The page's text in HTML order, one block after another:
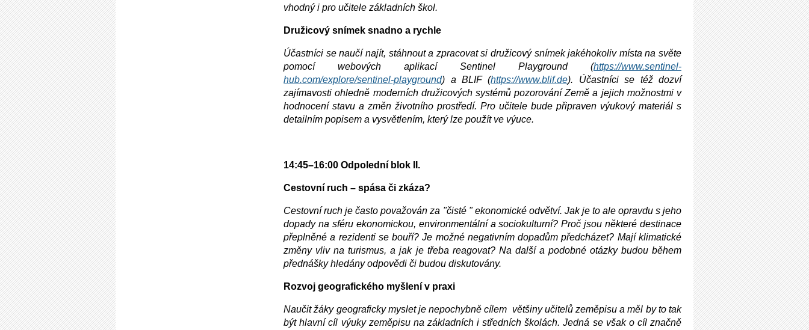
vhodný i pro učitele základních škol.
Družicový snímek snadno a rychle
Účastníci se naučí najít, stáhnout a zpracovat si družicový snímek jakéhokoliv místa na světe
pomocí webových aplikací Sentinel Playground (https://www.sentinel-
hub.com/explore/sentinel-playground) a BLIF (https://www.blif.de). Účastníci se též dozví
zajímavosti ohledně moderních družicových systémů pozorování Země a jejich možnostmi v
hodnocení stavu a změn životního prostředí. Pro učitele bude připraven výukový materiál s
detailním popisem a vysvětlením, který lze použít ve výuce.​
14:45–16:00 Odpolední blok II.
Cestovní ruch – spása či zkáza?
Cestovní ruch je často považován za "čisté " ekonomické odvětví. Jak je to ale opravdu s jeho
dopady na sféru ekonomickou, environmentální a sociokulturní? Proč jsou některé destinace
přeplněné a rezidenti se bouří? Je možné negativním dopadům předcházet? Mají klimatické
změny vliv na turismus, a jak je třeba reagovat? Na další a podobné otázky budou během
přednášky hledány odpovědi či budou diskutovány.
Rozvoj geografického myšlení v praxi
Naučit žáky geograficky myslet je nepochybně cílem většiny učitelů zeměpisu a měl by to tak
být hlavní cíl výuky zeměpisu na základních i středních školách. Jedná se však o cíl značně